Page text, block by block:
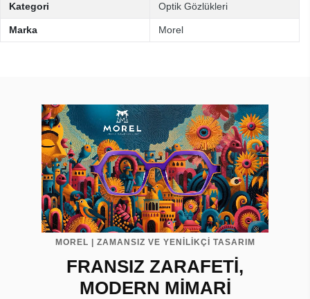
Kategori Optik Gözlükleri
Marka Morel
MOREL | ZAMANSIZ VE YENİLİKÇİ TASARIM
FRANSIZ ZARAFETİ,
MODERN MİMARİ